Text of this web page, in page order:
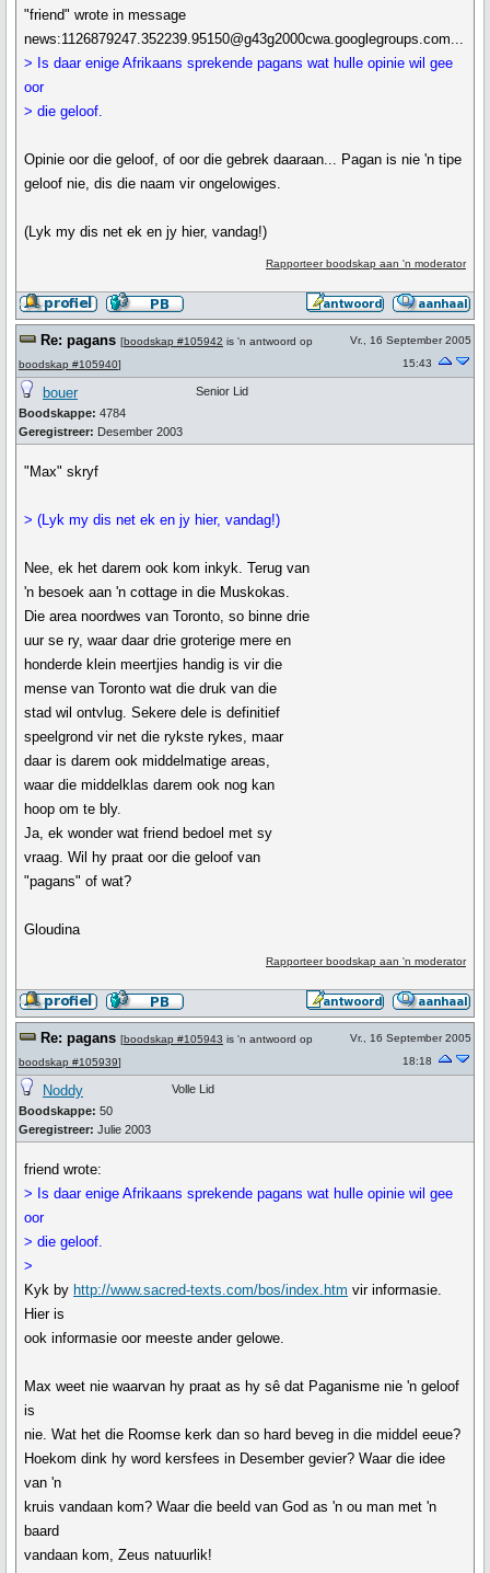
"friend" wrote in message
news:1126879247.352239.95150@g43g2000cwa.googlegroups.com...
> Is daar enige Afrikaans sprekende pagans wat hulle opinie wil gee
oor
> die geloof.
Opinie oor die geloof, of oor die gebrek daaraan... Pagan is nie 'n tipe
geloof nie, dis die naam vir ongelowiges.
(Lyk my dis net ek en jy hier, vandag!)
Rapporteer boodskap aan 'n moderator
Re: pagans [boodskap #105942 is 'n antwoord op
boodskap #105940]
Vr., 16 September 2005
15:43
bouer
Boodskappe: 4784
Geregistreer: Desember 2003
Senior Lid
"Max" skryf
> (Lyk my dis net ek en jy hier, vandag!)
Nee, ek het darem ook kom inkyk. Terug van
'n besoek aan 'n cottage in die Muskokas.
Die area noordwes van Toronto, so binne drie
uur se ry, waar daar drie groterige mere en
honderde klein meertjies handig is vir die
mense van Toronto wat die druk van die
stad wil ontvlug. Sekere dele is definitief
speelgrond vir net die rykste rykes, maar
daar is darem ook middelmatige areas,
waar die middelklas darem ook nog kan
hoop om te bly.
Ja, ek wonder wat friend bedoel met sy
vraag. Wil hy praat oor die geloof van
"pagans" of wat?
Gloudina
Rapporteer boodskap aan 'n moderator
Re: pagans [boodskap #105943 is 'n antwoord op
boodskap #105939]
Vr., 16 September 2005
18:18
Noddy
Boodskappe: 50
Geregistreer: Julie 2003
Volle Lid
friend wrote:
> Is daar enige Afrikaans sprekende pagans wat hulle opinie wil gee
oor
> die geloof.
>
Kyk by http://www.sacred-texts.com/bos/index.htm vir informasie.
Hier is
ook informasie oor meeste ander gelowe.
Max weet nie waarvan hy praat as hy sê dat Paganisme nie 'n geloof
is
nie. Wat het die Roomse kerk dan so hard beveg in die middel eeue?
Hoekom dink hy word kersfees in Desember gevier? Waar die idee
van 'n
kruis vandaan kom? Waar die beeld van God as 'n ou man met 'n
baard
vandaan kom, Zeus natuurlik!